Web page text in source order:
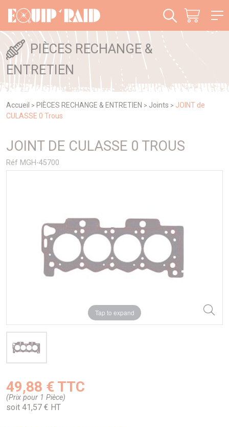
PIÈCES RECHANGE &
ENTRETIEN
Accueil > PIÈCES RECHANGE & ENTRETIEN > Joints > JOINT de
CULASSE 0 Trous
JOINT DE CULASSE 0 TROUS
Réf MGH-45700
Tap to expand
49,88 € TTC
(Prix pour 1 Pièce)
soit 41,57 € HT
Panneau de gestion des cookies